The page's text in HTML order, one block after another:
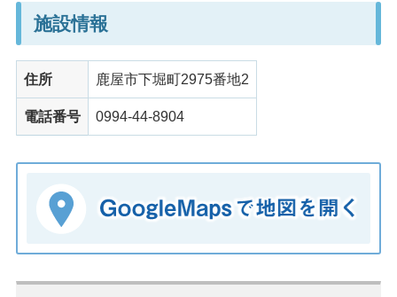
施設情報
住所 鹿屋市下堀町2975番地2
電話番号 0994-44-8904